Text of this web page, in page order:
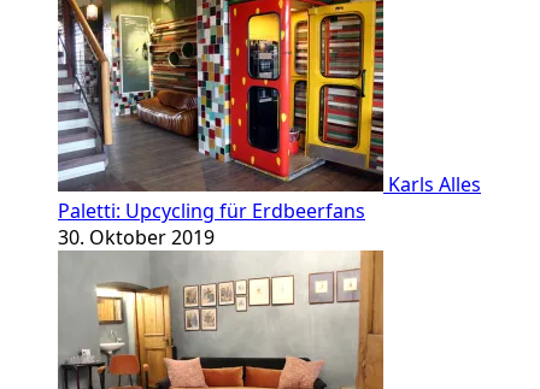
Karls Alles
Paletti: Upcycling für Erdbeerfans
30. Oktober 2019